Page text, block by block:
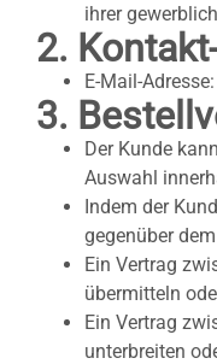
ihrer
2.
E-Mail-
3.
Der Kunde
Auswahl
Indem der
gegenüber
Ein Vertrag
übermitteln
Ein Vertrag
unterbreiten